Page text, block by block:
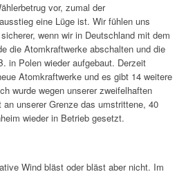
vor, zumal der
eine Lüge ist. Wir fühlen uns
wenn wir in Deutschland mit dem
die Atomkraftwerke abschalten und die
in Polen wieder aufgebaut. Derzeit
Atomkraftwerke und es gibt 14 weitere
wurde wegen unserer zweifelhaften
unserer Grenze das umstrittene, 40
wieder in Betrieb gesetzt.
Wind bläst oder bläst aber nicht. Im